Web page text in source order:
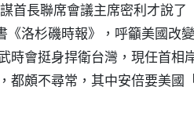
首長聯席會議主席密利才說了
洛杉磯時報》，呼籲美國改
時會挺身捍衛台灣，現任首相
都頗不尋常，其中安倍要美國